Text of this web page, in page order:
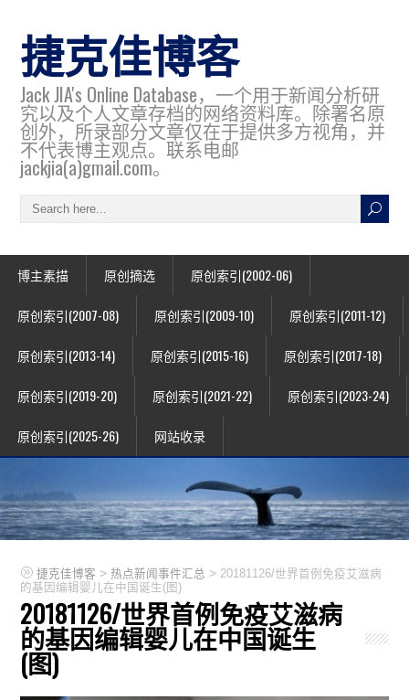
捷克佳博客
Jack JIA's Online Database，一个用于新闻分析研
究以及个人文章存档的网络资料库。除署名原
创外，所录部分文章仅在于提供多方视角，并
不代表博主观点。联系电邮
jackjia(a)gmail.com。
博主素描 原创摘选 原创索引(2002-06)
原创索引(2007-08) 原创索引(2009-10) 原创索引(2011-12)
原创索引(2013-14) 原创索引(2015-16) 原创索引(2017-18)
原创索引(2019-20) 原创索引(2021-22) 原创索引(2023-24)
原创索引(2025-26) 网站收录
捷克佳博客 > 热点新闻事件汇总 > 20181126/世界首例免疫艾滋病
的基因编辑婴儿在中国诞生(图)
20181126/世界首例免疫艾滋病
的基因编辑婴儿在中国诞生
(图)